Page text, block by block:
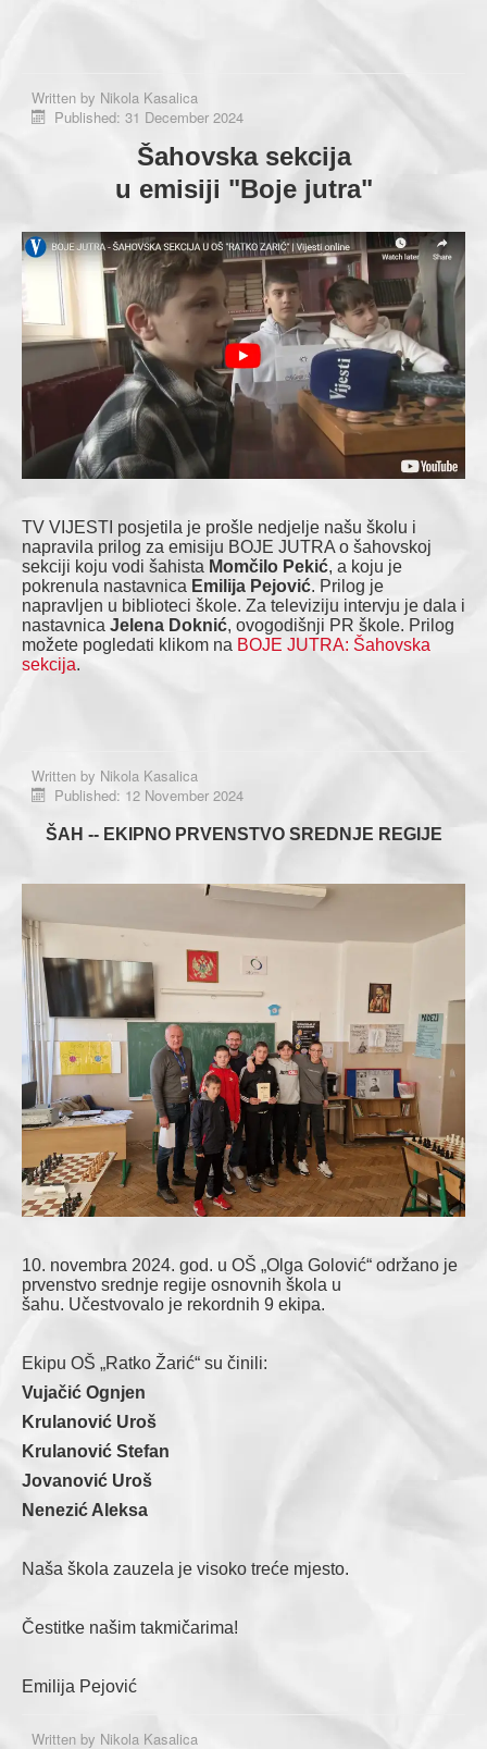
Written by Nikola Kasalica
Published: 31 December 2024
Šahovska sekcija
u emisiji "Boje jutra"
TV VIJESTI posjetila je prošle nedjelje našu školu i
napravila prilog za emisiju BOJE JUTRA o šahovskoj
sekciji koju vodi šahista Momčilo Pekić, a koju je
pokrenula nastavnica Emilija Pejović. Prilog je
napravljen u biblioteci škole. Za televiziju intervju je dala i
nastavnica Jelena Doknić, ovogodišnji PR škole. Prilog
možete pogledati klikom na BOJE JUTRA: Šahovska
sekcija.
Written by Nikola Kasalica
Published: 12 November 2024
ŠAH -- EKIPNO PRVENSTVO SREDNJE REGIJE
10. novembra 2024. god. u OŠ „Olga Golović“ održano je
prvenstvo srednje regije osnovnih škola u
šahu. Učestvovalo je rekordnih 9 ekipa.
Ekipu OŠ „Ratko Žarić“ su činili:
Vujačić Ognjen
Krulanović Uroš
Krulanović Stefan
Jovanović Uroš
Nenezić Aleksa
Naša škola zauzela je visoko treće mjesto.
Čestitke našim takmičarima!
Emilija Pejović
Written by Nikola Kasalica